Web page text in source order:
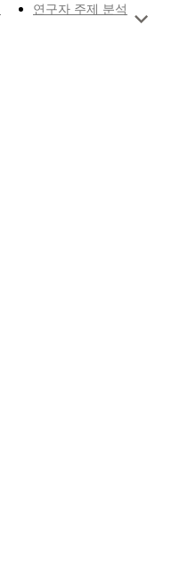
연구자 주제 분석